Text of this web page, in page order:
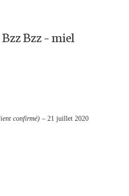
Bzz – miel
confirmé) – 21 juillet 2020